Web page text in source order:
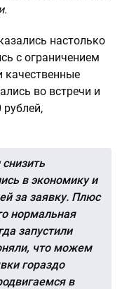
настолько
с ограничением
во встречи и
в экономику и
за заявку. Плюс
нормальная
запустили
что можем
гораздо
в